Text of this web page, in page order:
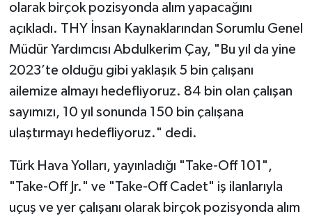
olarak birçok pozisyonda alım yapacağını
açıkladı. THY İnsan Kaynaklarından Sorumlu Genel
Müdür Yardımcısı Abdulkerim Çay, "Bu yıl da yine
2023’te olduğu gibi yaklaşık 5 bin çalışanı
ailemize almayı hedefliyoruz. 84 bin olan çalışan
sayımızı, 10 yıl sonunda 150 bin çalışana
ulaştırmayı hedefliyoruz." dedi.
Türk Hava Yolları, yayınladığı "Take-Off 101",
"Take-Off Jr." ve "Take-Off Cadet" iş ilanlarıyla
uçuş ve yer çalışanı olarak birçok pozisyonda alım